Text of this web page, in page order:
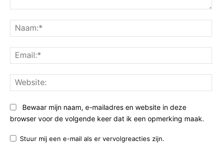
Bewaar mijn naam, e-mailadres en website in deze
browser voor de volgende keer dat ik een opmerking maak.
Stuur mij een e-mail als er vervolgreacties zijn.